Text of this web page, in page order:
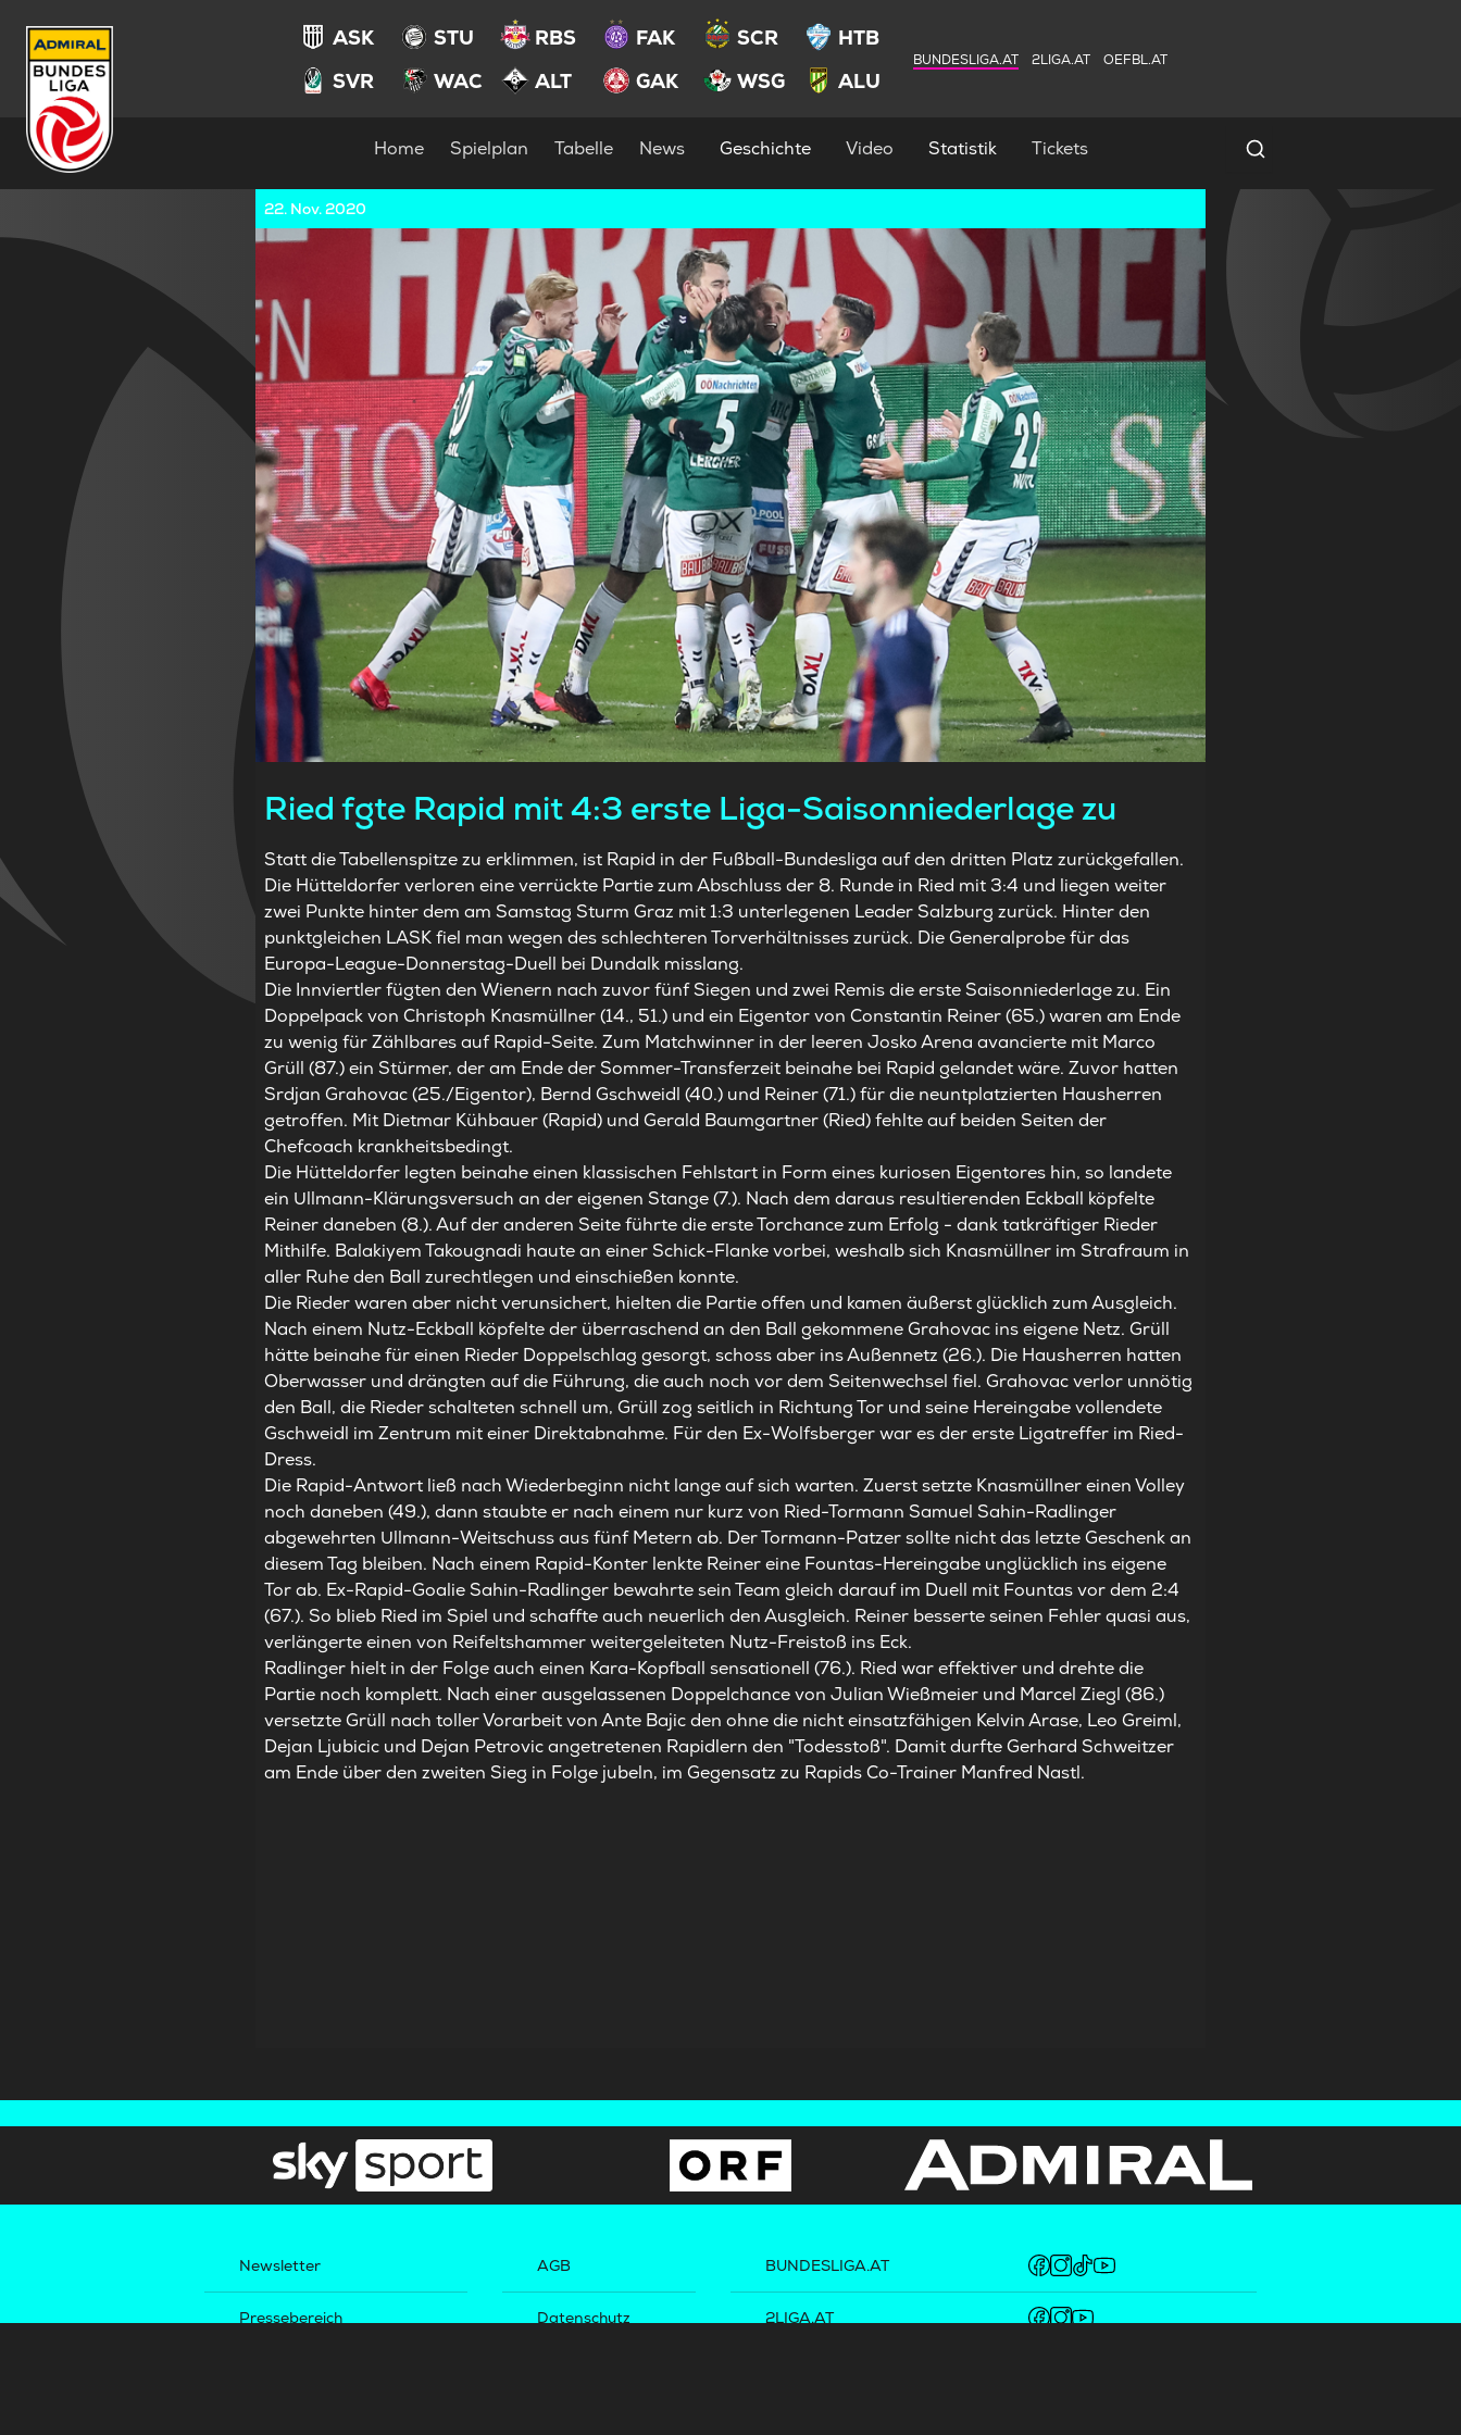
ASK STU RBS FAK SCR
HTB
SVR
WAC ALT GAK WSG ALU
BUNDESLIGA.AT 2LIGA.AT OEFBL.AT
Home Spielplan Tabelle News Geschichte Video Statistik Tickets Spielersuche
22. Nov. 2020
Ried fgte Rapid mit 4:3 erste Liga-Saisonniederlage zu
Statt die Tabellenspitze zu erklimmen, ist Rapid in der Fußball-Bundesliga auf den dritten Platz zurückgefallen.
Die Hütteldorfer verloren eine verrückte Partie zum Abschluss der 8. Runde in Ried mit 3:4 und liegen weiter
zwei Punkte hinter dem am Samstag Sturm Graz mit 1:3 unterlegenen Leader Salzburg zurück. Hinter den
punktgleichen LASK fiel man wegen des schlechteren Torverhältnisses zurück. Die Generalprobe für das
Europa-League-Donnerstag-Duell bei Dundalk misslang.
Die Innviertler fügten den Wienern nach zuvor fünf Siegen und zwei Remis die erste Saisonniederlage zu. Ein
Doppelpack von Christoph Knasmüllner (14., 51.) und ein Eigentor von Constantin Reiner (65.) waren am Ende
zu wenig für Zählbares auf Rapid-Seite. Zum Matchwinner in der leeren Josko Arena avancierte mit Marco
Grüll (87.) ein Stürmer, der am Ende der Sommer-Transferzeit beinahe bei Rapid gelandet wäre. Zuvor hatten
Srdjan Grahovac (25./Eigentor), Bernd Gschweidl (40.) und Reiner (71.) für die neuntplatzierten Hausherren
getroffen. Mit Dietmar Kühbauer (Rapid) und Gerald Baumgartner (Ried) fehlte auf beiden Seiten der
Chefcoach krankheitsbedingt.
Die Hütteldorfer legten beinahe einen klassischen Fehlstart in Form eines kuriosen Eigentores hin, so landete
ein Ullmann-Klärungsversuch an der eigenen Stange (7.). Nach dem daraus resultierenden Eckball köpfelte
Reiner daneben (8.). Auf der anderen Seite führte die erste Torchance zum Erfolg - dank tatkräftiger Rieder
Mithilfe. Balakiyem Takougnadi haute an einer Schick-Flanke vorbei, weshalb sich Knasmüllner im Strafraum in
aller Ruhe den Ball zurechtlegen und einschießen konnte.
Die Rieder waren aber nicht verunsichert, hielten die Partie offen und kamen äußerst glücklich zum Ausgleich.
Nach einem Nutz-Eckball köpfelte der überraschend an den Ball gekommene Grahovac ins eigene Netz. Grüll
hätte beinahe für einen Rieder Doppelschlag gesorgt, schoss aber ins Außennetz (26.). Die Hausherren hatten
Oberwasser und drängten auf die Führung, die auch noch vor dem Seitenwechsel fiel. Grahovac verlor unnötig
den Ball, die Rieder schalteten schnell um, Grüll zog seitlich in Richtung Tor und seine Hereingabe vollendete
Gschweidl im Zentrum mit einer Direktabnahme. Für den Ex-Wolfsberger war es der erste Ligatreffer im Ried-
Dress.
Die Rapid-Antwort ließ nach Wiederbeginn nicht lange auf sich warten. Zuerst setzte Knasmüllner einen Volley
noch daneben (49.), dann staubte er nach einem nur kurz von Ried-Tormann Samuel Sahin-Radlinger
abgewehrten Ullmann-Weitschuss aus fünf Metern ab. Der Tormann-Patzer sollte nicht das letzte Geschenk an
diesem Tag bleiben. Nach einem Rapid-Konter lenkte Reiner eine Fountas-Hereingabe unglücklich ins eigene
Tor ab. Ex-Rapid-Goalie Sahin-Radlinger bewahrte sein Team gleich darauf im Duell mit Fountas vor dem 2:4
(67.). So blieb Ried im Spiel und schaffte auch neuerlich den Ausgleich. Reiner besserte seinen Fehler quasi aus,
verlängerte einen von Reifeltshammer weitergeleiteten Nutz-Freistoß ins Eck.
Radlinger hielt in der Folge auch einen Kara-Kopfball sensationell (76.). Ried war effektiver und drehte die
Partie noch komplett. Nach einer ausgelassenen Doppelchance von Julian Wießmeier und Marcel Ziegl (86.)
versetzte Grüll nach toller Vorarbeit von Ante Bajic den ohne die nicht einsatzfähigen Kelvin Arase, Leo Greiml,
Dejan Ljubicic und Dejan Petrovic angetretenen Rapidlern den "Todesstoß". Damit durfte Gerhard Schweitzer
am Ende über den zweiten Sieg in Folge jubeln, im Gegensatz zu Rapids Co-Trainer Manfred Nastl.
Newsletter
Pressebereich
AGB
Datenschutz
BUNDESLIGA.AT
2LIGA.AT